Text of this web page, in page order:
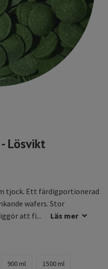
Lösvikt
tjock. Ett färdigportionerad
wafers. Stor
att fi...
Läs mer
900 ml 1500 ml